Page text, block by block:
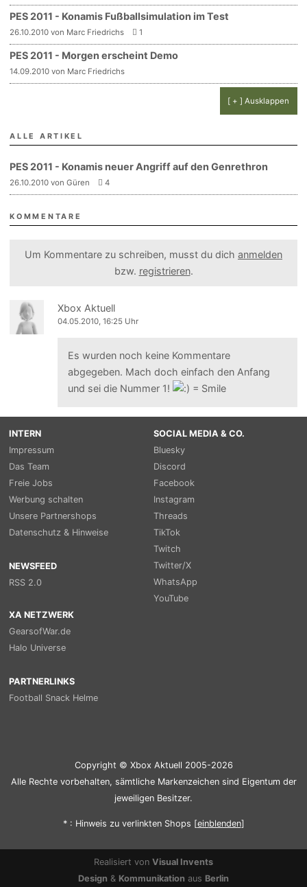
PES 2011 - Konamis Fußballsimulation im Test
26.10.2010 von Marc Friedrichs 1
PES 2011 - Morgen erscheint Demo
14.09.2010 von Marc Friedrichs
[ + ] Ausklappen
ALLE ARTIKEL
PES 2011 - Konamis neuer Angriff auf den Genrethron
26.10.2010 von Güren 4
KOMMENTARE
Um Kommentare zu schreiben, musst du dich anmelden
bzw. registrieren.
Xbox Aktuell
04.05.2010, 16:25 Uhr
Es wurden noch keine Kommentare
abgegeben. Mach doch einfach den Anfang
und sei die Nummer 1!
INTERN
Impressum
Das Team
Freie Jobs
Werbung schalten
Unsere Partnershops
Datenschutz & Hinweise
NEWSFEED
RSS 2.0
SOCIAL MEDIA & CO.
Bluesky
Discord
Facebook
Instagram
Threads
TikTok
Twitch
Twitter/X
WhatsApp
YouTube
XA NETZWERK
GearsofWar.de
Halo Universe
PARTNERLINKS
Football Snack Helme
Copyright © Xbox Aktuell 2005-2026
Alle Rechte vorbehalten, sämtliche Markenzeichen sind Eigentum der
jeweiligen Besitzer.
* : Hinweis zu verlinkten Shops [einblenden]
Realisiert von Visual Invents
Design & Kommunikation aus Berlin